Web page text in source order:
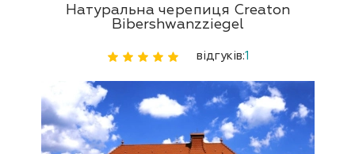
Натуральна черепиця Creaton
Bibershwanzziegel
відгуків:1